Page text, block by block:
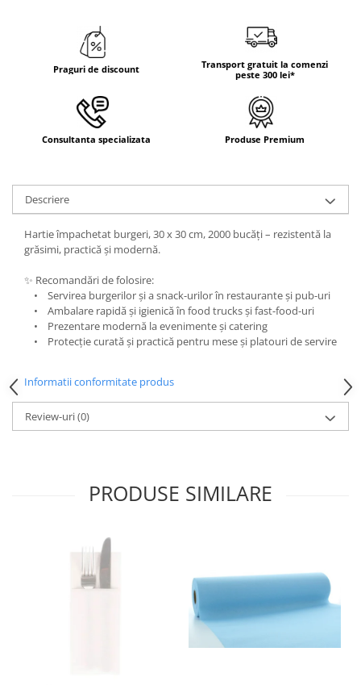
NAPROANE MASA
CAPACE, COASTERE & BAVETE
FUSTE MASA BUFET
VESELA PREMIUM UNICA
CUMPARA LA BAX - 1+1 Gratis
DECORURI DE MASA TEMATICE
DECOR ALB & IVORY
DECOR VERDE
DECOR LILA & MOV
DECOR ALBASTRU
DECOR ARGINTIU & GRI
DECOR BRONZ
DECOR NEGRU
DECOR BEJ & MARO
DECOR NUNTA & LOGODNA
Praguri de discount
Transport gratuit la comenzi
peste 300 lei*
Consultanta specializata Produse Premium
Descriere
Hartie împachetat burgeri, 30 x 30 cm, 2000 bucăți – rezistentă la
grăsimi, practică și modernă.
✨ Recomandări de folosire:
• Servirea burgerilor și a snack-urilor în restaurante și pub-uri
• Ambalare rapidă și igienică în food trucks și fast-food-uri
• Prezentare modernă la evenimente și catering
• Protecție curată și practică pentru mese și platouri de servire
Informatii conformitate produs
Review-uri(0)
PRODUSE SIMILARE